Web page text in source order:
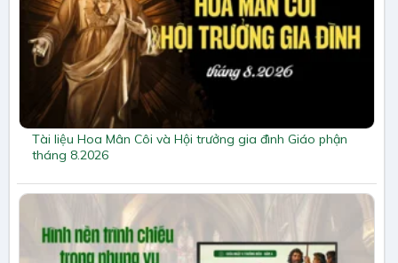
Tài liệu Hoa Mân Côi và Hội trưởng gia đình Giáo phận
tháng 8.2026